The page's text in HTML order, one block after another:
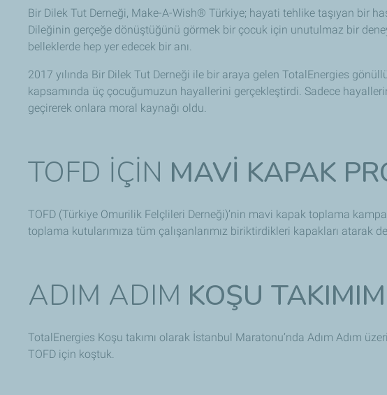
Bir Dilek Tut Derneği, Make-A-Wish® Türkiye; hayati tehlike taşıyan bir
Dileğinin gerçeğe dönüştüğünü görmek bir çocuk için unutulmaz bir
belleklerde hep yer edecek bir anı.
2017 yılında Bir Dilek Tut Derneği ile bir araya gelen TotalEnergies
kapsamında üç çocuğumuzun hayallerini gerçekleştirdi. Sadece
geçirerek onlara moral kaynağı oldu.
TOFD İÇİN MAVİ KAPAK
TOFD (Türkiye Omurilik Felçlileri Derneği)’nin mavi kapak toplama
toplama kutularımıza tüm çalışanlarımız biriktirdikleri kapakları atarak
ADIM ADIM KOŞU
TotalEnergies​ Koşu takımı olarak İstanbul Maratonu’nda Adım Adım
TOFD için koştuk.